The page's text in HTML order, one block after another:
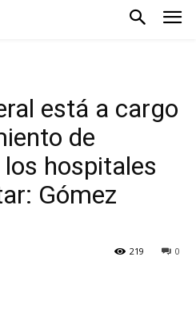
está a cargo
de
hospitales
Gómez
0
219